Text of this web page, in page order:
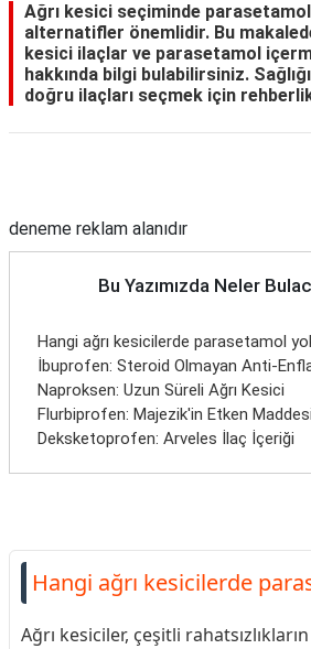
Ağrı kesici seçiminde
alternatifler önemlidir. Bu
kesici ilaçlar ve parasetamol
hakkında bilgi bulabilirsiniz.
doğru ilaçları seçmek için
deneme reklam alanıdır
Bu Yazımızda Neler
Hangi ağrı kesicilerde parasetamol
İbuprofen: Steroid Olmayan Anti-
Naproksen: Uzun Süreli Ağrı Kesici
Flurbiprofen: Majezik'in Etken Maddesi
Deksketoprofen: Arveles İlaç İçeriği
Hangi ağrı kesicilerde
Ağrı kesiciler, çeşitli